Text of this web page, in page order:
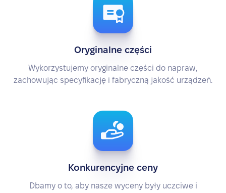
Oryginalne części
Wykorzystujemy oryginalne części do napraw,
zachowując specyfikację i fabryczną jakość urządzeń.
Konkurencyjne ceny
Dbamy o to, aby nasze wyceny były uczciwe i